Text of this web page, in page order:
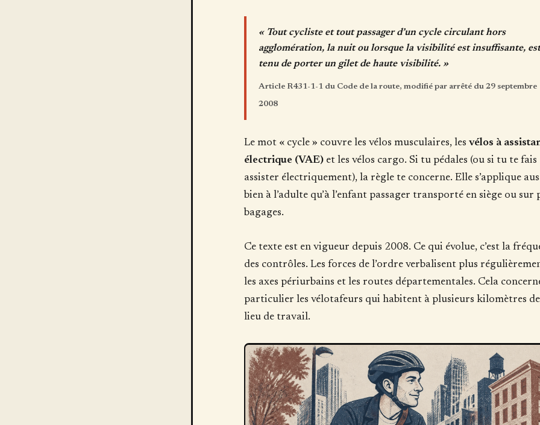
« Tout cycliste et tout passager d’un cycle circulant hors
agglomération, la nuit ou lorsque la visibilité est insuffisante, est
tenu de porter un gilet de haute visibilité. »
Article R431-1-1 du Code de la route, modifié par arrêté du 29 septembre
2008
Le mot « cycle » couvre les vélos musculaires, les vélos à
électrique (VAE)et les vélos cargo. Si tu pédales (ou si tu te fais
assister électriquement), la règle te concerne. Elle s’applique
bien à l’adulte qu’à l’enfant passager transporté en siège ou sur
bagages.
Ce texte est en vigueur depuis 2008. Ce qui évolue, c’est la
des contrôles. Les forces de l’ordre verbalisent plus
les axes périurbains et les routes départementales. Cela
particulier les vélotafeurs qui habitent à plusieurs kilomètres
lieu de travail.